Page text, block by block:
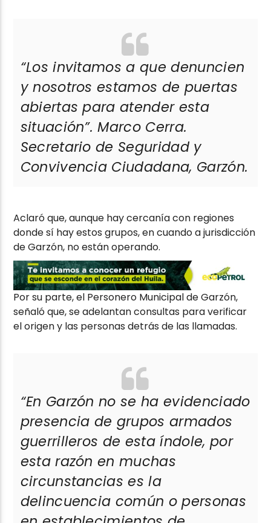
“Los invitamos a que denuncien
y nosotros estamos de puertas
abiertas para atender esta
situación”. Marco Cerra.
Secretario de Seguridad y
Convivencia Ciudadana, Garzón.
Aclaró que, aunque hay cercanía con regiones
donde sí hay estos grupos, en cuando a jurisdicción
de Garzón, no están operando.
Por su parte, el Personero Municipal de Garzón,
señaló que, se adelantan consultas para verificar
el origen y las personas detrás de las llamadas.
“En Garzón no se ha evidenciado
presencia de grupos armados
guerrilleros de esta índole, por
esta razón en muchas
circunstancias es la
delincuencia común o personas